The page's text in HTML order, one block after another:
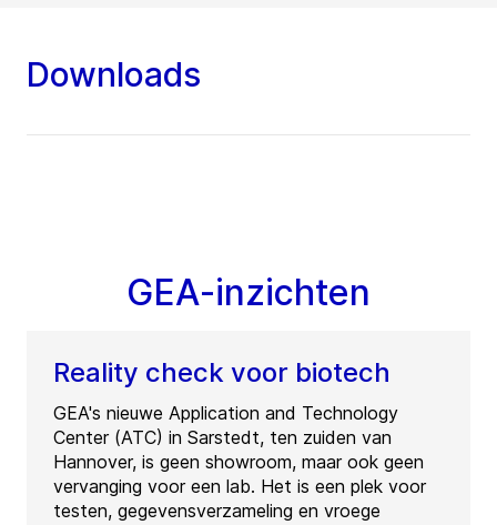
Downloads
GEA-inzichten
Reality check voor biotech
GEA's nieuwe Application and Technology
Center (ATC) in Sarstedt, ten zuiden van
Hannover, is geen showroom, maar ook geen
vervanging voor een lab. Het is een plek voor
testen, gegevensverzameling en vroege